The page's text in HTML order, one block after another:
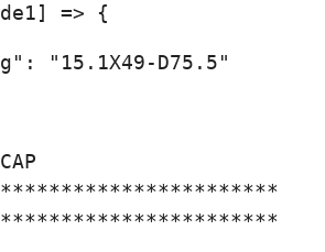
=> {
D75.5"